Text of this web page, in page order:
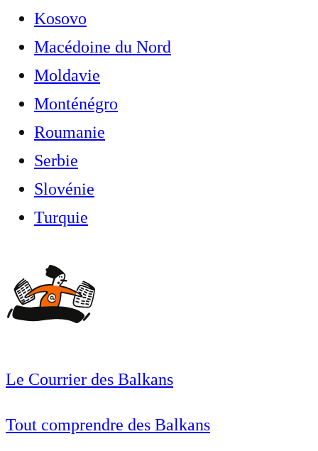
Kosovo
Macédoine du Nord
Moldavie
Monténégro
Roumanie
Serbie
Slovénie
Turquie
Le Courrier des Balkans
Tout comprendre des Balkans